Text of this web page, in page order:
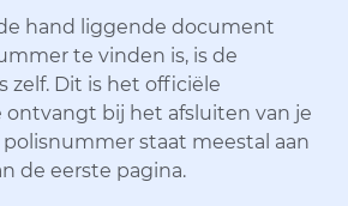
hand liggende document
te vinden is, is de
zelf. Dit is het officiële
bij het afsluiten van je
staat meestal aan
de eerste pagina.